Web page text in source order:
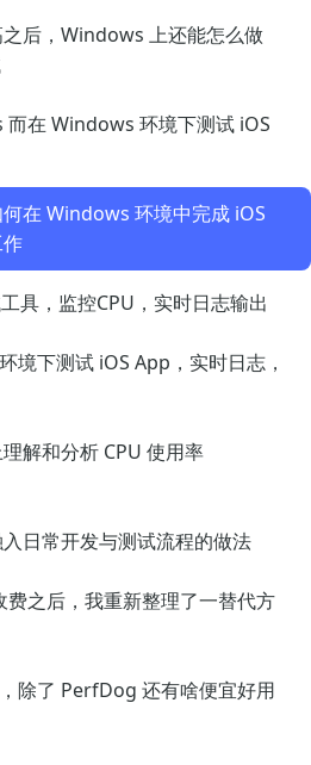
后，Windows 上还能怎么做
在 Windows 环境下测试 iOS
在 Windows 环境中完成 iOS
具，监控CPU，实时日志输出
境下测试 iOS App，实时日志，
解和分析 CPU 使用率
日常开发与测试流程的做法
之后，我重新整理了一替代方
除了 PerfDog 还有啥便宜好用